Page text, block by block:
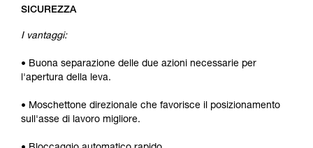
SICUREZZA
I vantaggi:
• Buona separazione delle due azioni necessarie per
l'apertura della leva.
• Moschettone direzionale che favorisce il posizionamento
sull'asse di lavoro migliore.